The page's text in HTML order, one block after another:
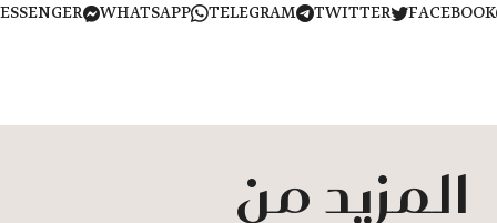
TWITTER
TELEGRAM
WHATSAPP
MESSENGER
المزيد من